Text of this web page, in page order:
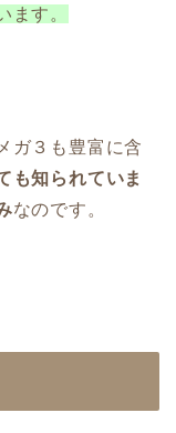
ます。
ガ３も豊富に含
も知られていま
なのです。